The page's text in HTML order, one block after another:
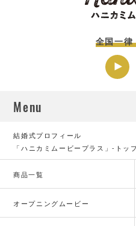
全国一
Menu
結婚式プロフィール
「ハニカミムービープラス」-トッ
商品一覧
オープニングムービー